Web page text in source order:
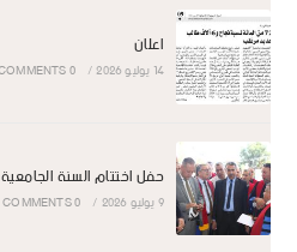
اعلان
14 يوليو 2026 /
0 COMMENTS
حفل اختتام السنة الجامعية 2026/2025
9 يوليو 2026 /
0 COMMENTS